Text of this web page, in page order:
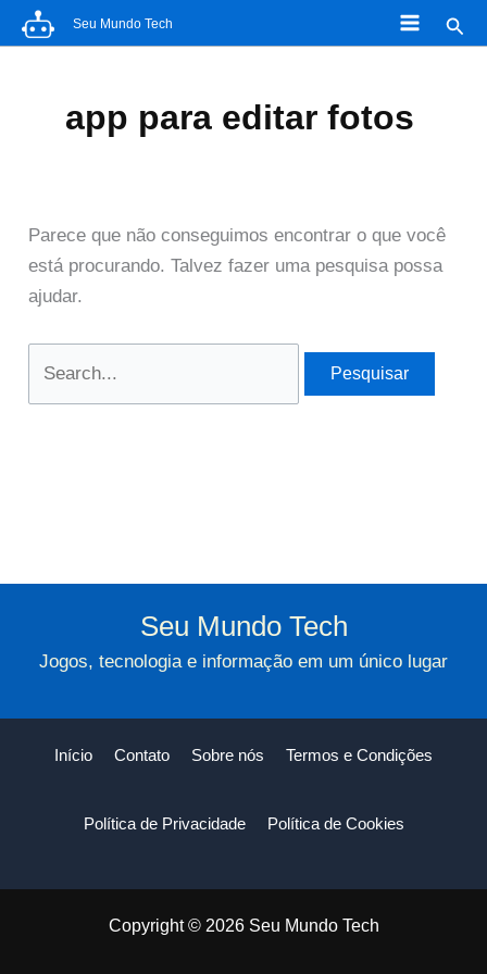
para
Seu Mundo Tech
app para editar fotos
Parece que não conseguimos encontrar o que você
está procurando. Talvez fazer uma pesquisa possa
ajudar.
Seu Mundo Tech
Jogos, tecnologia e informação em um único lugar
Início Contato Sobre nós Termos e Condições
Política de Privacidade Política de Cookies
Copyright © 2026 Seu Mundo Tech